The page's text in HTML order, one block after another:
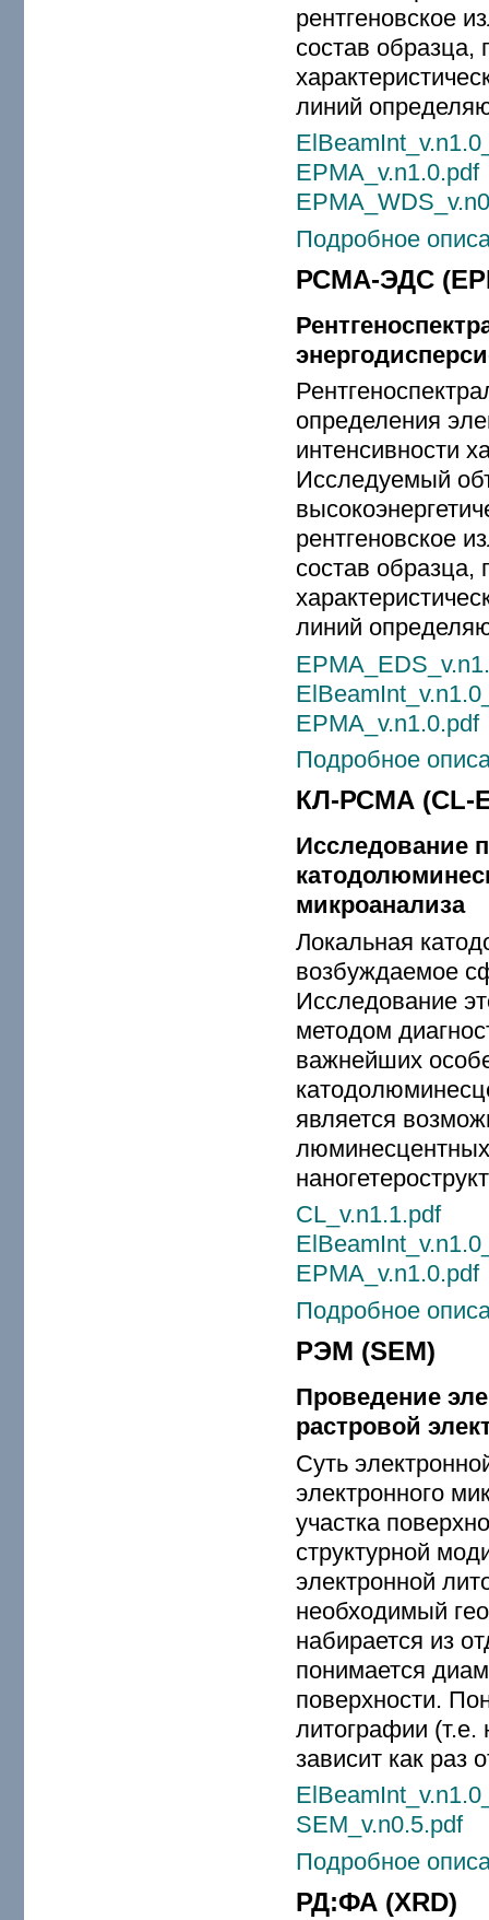
рентгеновское
состав образца,
линий
EPMA_v.n1.0.pdf
Подробное
РСМА-ЭДС
определения
интенсивности
Исследуемый
рентгеновское
состав образца,
линий
EPMA_v.n1.0.pdf
Подробное
КЛ-РСМА (CL-
Исследование
микроанализа
Локальная
возбуждаемое
Исследование
методом
важнейших
является
CL_v.n1.1.pdf
EPMA_v.n1.0.pdf
Подробное
РЭМ (SEM)
Проведение
растровой
Суть
электронного
участка
структурной
электронной
необходимый
набирается из
понимается
поверхности.
литографии
зависит как раз
SEM_v.n0.5.pdf
Подробное
РД:ФА (XRD)